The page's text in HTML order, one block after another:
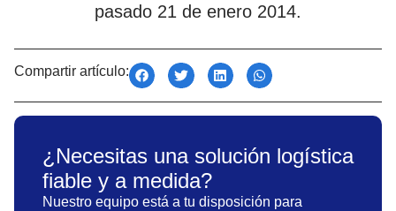
pasado 21 de enero 2014.
Compartir artículo:
¿Necesitas una solución logística
fiable y a medida?
Nuestro equipo está a tu disposición para